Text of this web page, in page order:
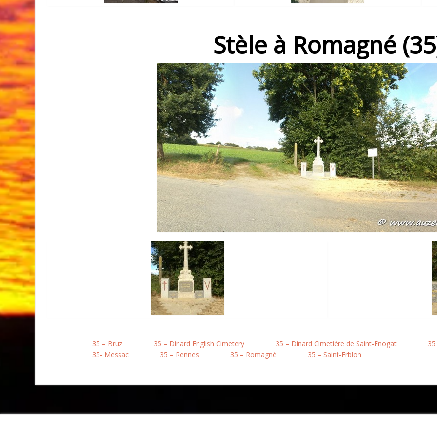
Stèle à Romagné
35 – Bruz 35 – Dinard English Cimetery 35 – Dinard Cimetière de Saint-Enogat
35- Messac
35 – Rennes 35 – Romagné 35 – Saint-Erblon